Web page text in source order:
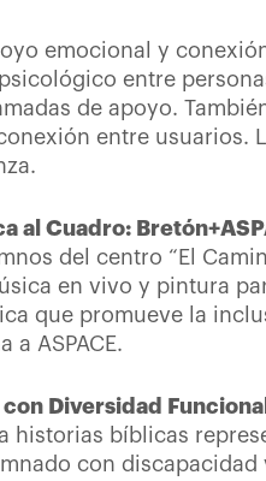
emocional y
entre
de apoyo.
entre usuarios.
al Cuadro:
del centro “El
en vivo y pintura
que promueve la
a ASPACE.
Diversidad
historias bíblicas
con